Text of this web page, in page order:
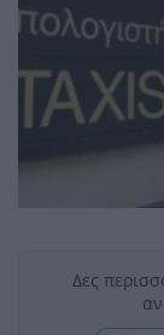
Δες